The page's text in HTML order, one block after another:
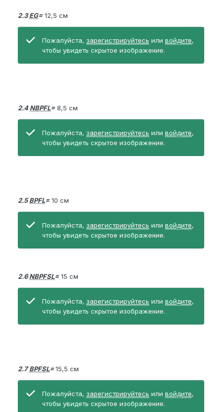
2.3EG=12,5 см
Пожалуйста, зарегистрируйтесь или войдите,
чтобы увидеть скрытое изображение.
2.4NBPFL=8,5 см
Пожалуйста, зарегистрируйтесь или войдите,
чтобы увидеть скрытое изображение.
2.5BPFL=10 см
Пожалуйста, зарегистрируйтесь или войдите,
чтобы увидеть скрытое изображение.
2.6NBPFSL=15 см
Пожалуйста, зарегистрируйтесь или войдите,
чтобы увидеть скрытое изображение.
2.7BPFSL=15,5 см
Пожалуйста, зарегистрируйтесь или войдите,
чтобы увидеть скрытое изображение.